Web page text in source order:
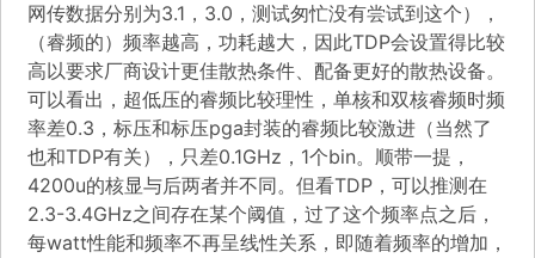
网传数据分别为3.1，3.0，测试匆忙没有尝试到这个），
（睿频的）频率越高，功耗越大，因此TDP会设置得比较
高以要求厂商设计更佳散热条件、配备更好的散热设备。
可以看出，超低压的睿频比较理性，单核和双核睿频时频
率差0.3，标压和标压pga封装的睿频比较激进（当然了
也和TDP有关），只差0.1GHz，1个bin。顺带一提，
4200u的核显与后两者并不同。但看TDP，可以推测在
2.3-3.4GHz之间存在某个阈值，过了这个频率点之后，
每watt性能和频率不再呈线性关系，即随着频率的增加，